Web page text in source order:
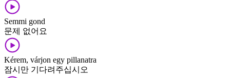
Semmi gond
문제 없어요
Kérem, várjon egy pillanatra
잠시만 기다려주십시오